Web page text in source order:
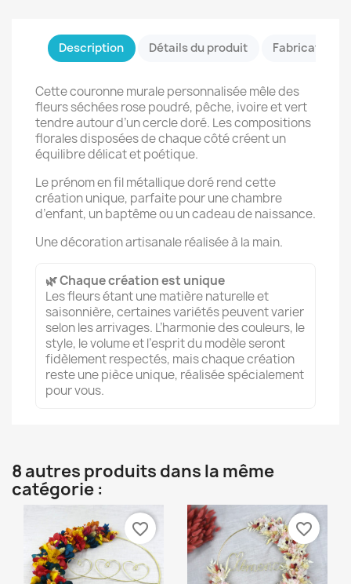
Description Détails du produit Fabrication
Cette couronne murale personnalisée mêle des
fleurs séchées rose poudré, pêche, ivoire et vert
tendre autour d’un cercle doré. Les compositions
florales disposées de chaque côté créent un
équilibre délicat et poétique.
Le prénom en fil métallique doré rend cette
création unique, parfaite pour une chambre
d’enfant, un baptême ou un cadeau de naissance.
Une décoration artisanale réalisée à la main.
🌿 Chaque création est unique
Les fleurs étant une matière naturelle et
saisonnière, certaines variétés peuvent varier
selon les arrivages. L’harmonie des couleurs, le
style, le volume et l’esprit du modèle seront
fidèlement respectés, mais chaque création
reste une pièce unique, réalisée spécialement
pour vous.
8 autres produits dans la même
catégorie :
favorite_border favorite_border